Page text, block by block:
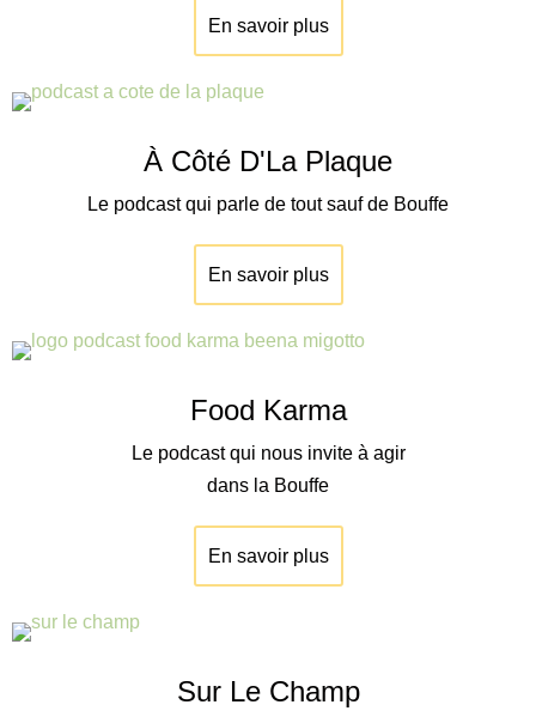
En savoir plus
À Côté D'La Plaque
Le podcast qui parle de tout sauf de Bouffe
En savoir plus
Food Karma
Le podcast qui nous invite à agir
dans la Bouffe
En savoir plus
Sur Le Champ